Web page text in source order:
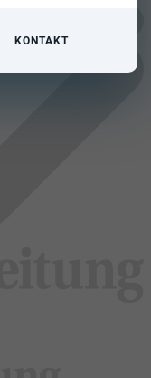
KONTAKT